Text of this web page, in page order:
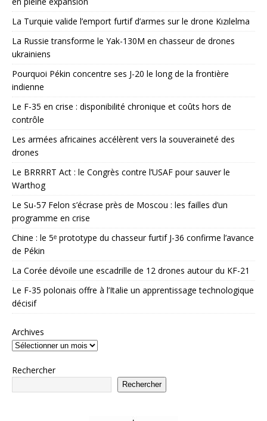
La Turquie valide l’emport furtif d’armes sur le drone Kızılelma
La Russie transforme le Yak-130M en chasseur de drones
ukrainiens
Pourquoi Pékin concentre ses J-20 le long de la frontière
indienne
Le F-35 en crise : disponibilité chronique et coûts hors de
contrôle
Les armées africaines accélèrent vers la souveraineté des
drones
Le BRRRRT Act : le Congrès contre l’USAF pour sauver le
Warthog
Le Su-57 Felon s’écrase près de Moscou : les failles d’un
programme en crise
Chine : le 5ᵉ prototype du chasseur furtif J-36 confirme l’avance
de Pékin
La Corée dévoile une escadrille de 12 drones autour du KF-21
Le F-35 polonais offre à l’Italie un apprentissage technologique
décisif
Archives
Rechercher
Rechercher